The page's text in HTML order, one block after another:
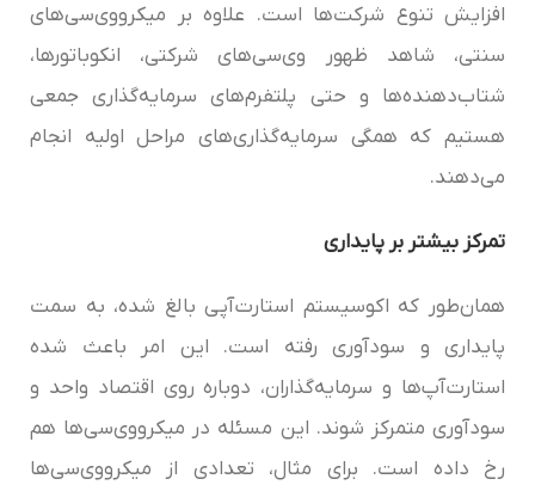
افزایش تنوع شرکت‌ها است. علاوه بر میکرو‌وی‌سی‌‌های
سنتی، شاهد ظهور وی‌سی‌های شرکتی، انکوباتورها،
شتاب‌دهنده‌ها و حتی پلتفرم‌های سرمایه‌گذاری جمعی
هستیم که همگی سرمایه‌گذاری‌های مراحل اولیه انجام
می‌دهند.
تمرکز بیشتر بر پایداری
همان‌طور که اکوسیستم استارت‌آپی بالغ شده، به سمت
پایداری و سودآوری رفته است. این امر باعث شده
استارت‌آپ‌ها و سرمایه‌گذاران، دوباره روی اقتصاد واحد و
سودآوری متمرکز شوند. این مسئله در میکرو‌وی‌سی‌‌ها هم
رخ داده است. برای مثال، تعدادی از میکرو‌وی‌سی‌‌ها